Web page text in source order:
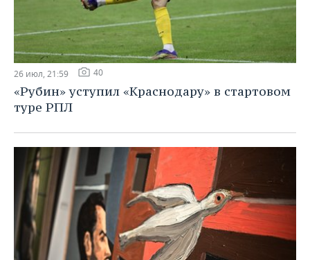
26 июл, 21:59 40
«Рубин» уступил «Краснодару» в стартовом
туре РПЛ